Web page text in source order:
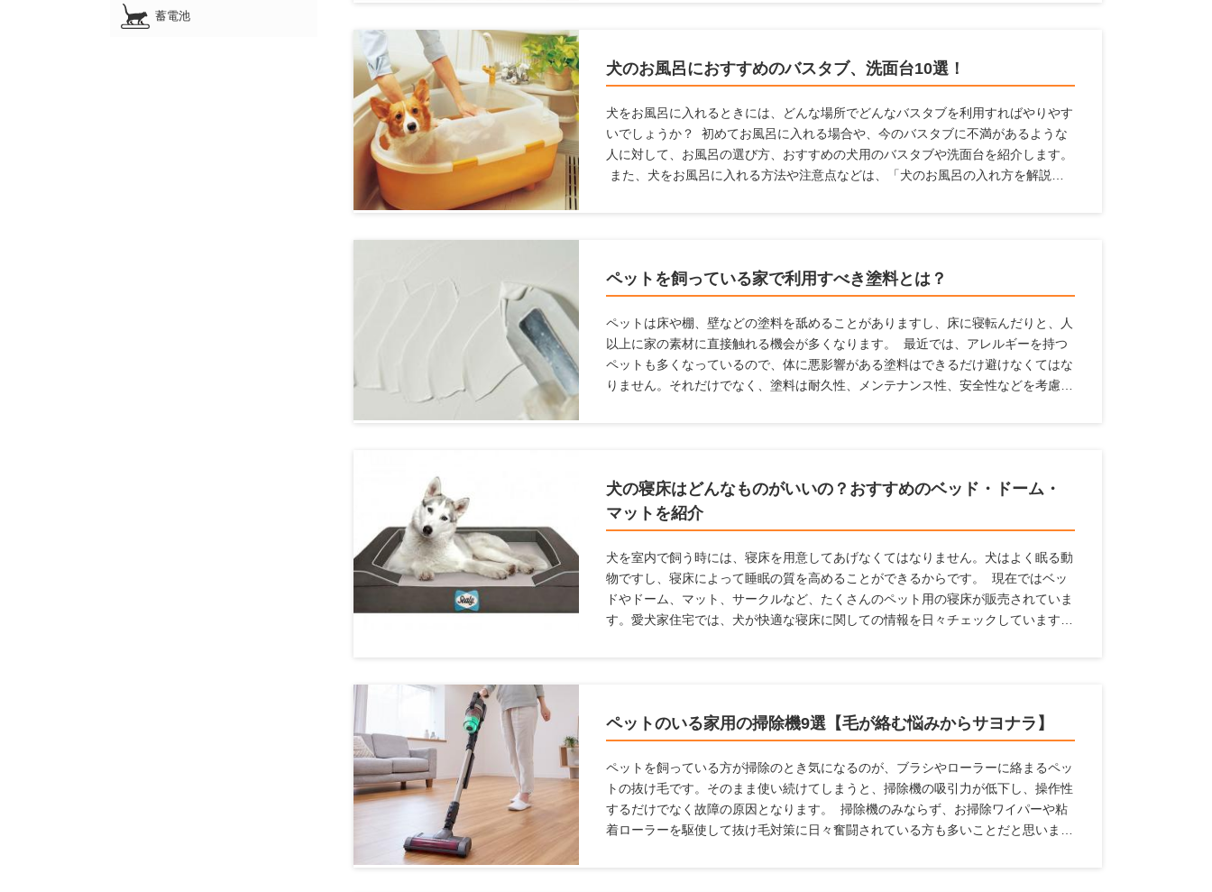
犬のお風呂におすすめのバスタブ、洗面台10選！
犬をお風呂に入れるときには、どんな場所でどんなバスタブを利用すればやりやす
いでしょうか？ 初めてお風呂に入れる場合や、今のバスタブに不満があるような
人に対して、お風呂の選び方、おすすめの犬用のバスタブや洗面台を紹介します。
また、犬をお風呂に入れる方法や注意点などは、「犬のお風呂の入れ方を解説！
ペットを飼っている家で利用すべき塗料とは？
ペットは床や棚、壁などの塗料を舐めることがありますし、床に寝転んだりと、人
以上に家の素材に直接触れる機会が多くなります。 最近では、アレルギーを持つ
ペットも多くなっているので、体に悪影響がある塗料はできるだけ避けなくてはな
りません。それだけでなく、塗料は耐久性、メンテナンス性、安全性などを考慮す
犬の寝床はどんなものがいいの？おすすめのベッド・ドーム・
マットを紹介
犬を室内で飼う時には、寝床を用意してあげなくてはなりません。犬はよく眠る動
物ですし、寝床によって睡眠の質を高めることができるからです。 現在ではベッ
ドやドーム、マット、サークルなど、たくさんのペット用の寝床が販売されていま
す。愛犬家住宅では、犬が快適な寝床に関しての情報を日々チェックしています。
ペットのいる家用の掃除機9選【毛が絡む悩みからサヨナラ】
ペットを飼っている方が掃除のとき気になるのが、ブラシやローラーに絡まるペッ
トの抜け毛です。そのまま使い続けてしまうと、掃除機の吸引力が低下し、操作性
するだけでなく故障の原因となります。 掃除機のみならず、お掃除ワイパーや粘
着ローラーを駆使して抜け毛対策に日々奮闘されている方も多いことだと思いま
蓄電池